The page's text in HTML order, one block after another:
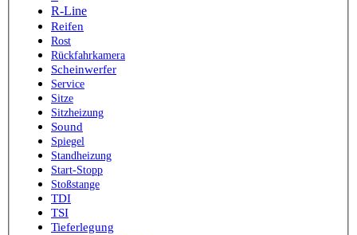
R-Line
Reifen
Rost
Rückfahrkamera
Scheinwerfer
Service
Sitze
Sitzheizung
Sound
Spiegel
Standheizung
Start-Stopp
Stoßstange
TDI
TSI
Tieferlegung